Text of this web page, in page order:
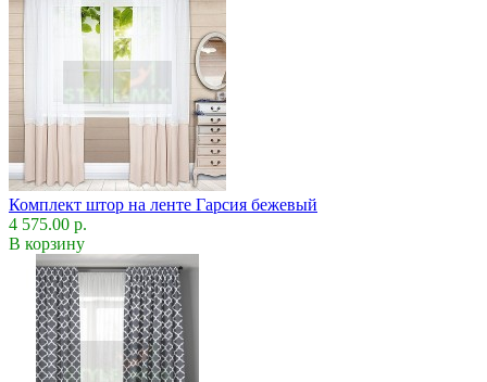
Комплект штор на ленте Гарсия бежевый
4 575.00 р.
В корзину